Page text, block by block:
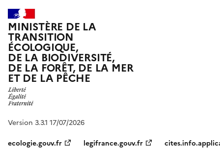
MINISTÈRE DE LA
TRANSITION
ÉCOLOGIQUE,
DE LA BIODIVERSITÉ,
DE LA FORÊT, DE LA MER
ET DE LA PÊCHE
Version 3.3.1 17/07/2026
ecologie.gouv.fr
legifrance.gouv.fr